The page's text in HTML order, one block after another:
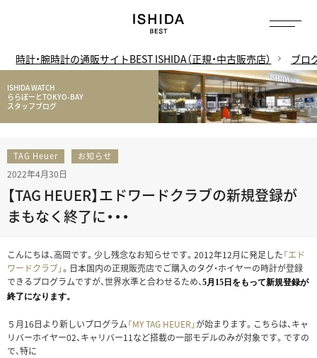
時計・腕時計の通販サイトBEST ISHIDA（正規・中古販売店） ブロ
ISHIDA WATCH
ららぽーとTOKYO-BAY
スタッフブログ
TAG Heuer お知らせ
2022年4月30日
【TAG HEUER】エドワードクラブの新規登録が
まもなく終了に・・・
こんにちは、高岡です。少し残念なお知らせです。2012年12月に発足した「エド
ワードクラブ」。日本国内の正規販売店でご購入のタグ・ホイヤーの時計が登録
できるプログラムですが、世界水準と合わせるため、5月15日をもって新規登録が
終了になります。
５月16日より新しいプログラム「MY TAG HEUER」が始まります。こちらは、キャ
リバーホイヤー02、キャリバー11など搭載の一部モデルのみが対象です。ですの
で、特に